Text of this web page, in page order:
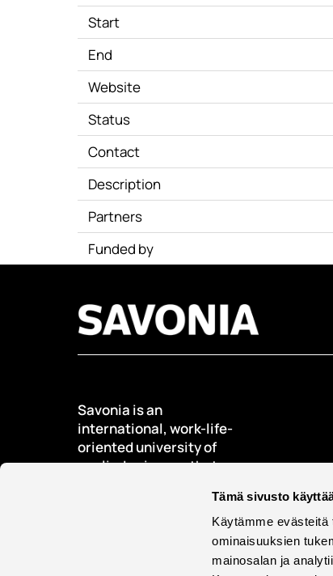
Tämä sivusto
Käytämme evästeitä
ominaisuuksien
mainosalan ja
Start
End
Website
Status
Contact
Description
Partners
Funded by
Savonia is an
international, work-life-
oriented university of
applied sciences that
develops, and innovates.